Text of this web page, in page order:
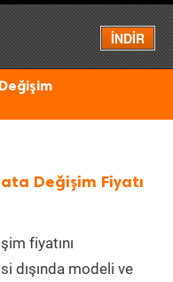
İNDİR
Menü
Değişim Fiyatı
fiyatını
dışında modeli ve